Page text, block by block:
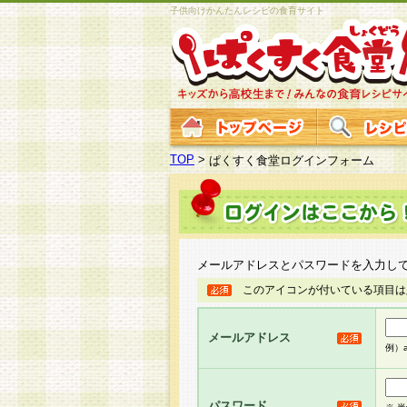
子供向けかんたんレシピの食育サイト
TOP >ぱくすく食堂ログインフォーム
メールアドレスとパスワードを入力し
このアイコンが付いている項目
メールアドレス
例）